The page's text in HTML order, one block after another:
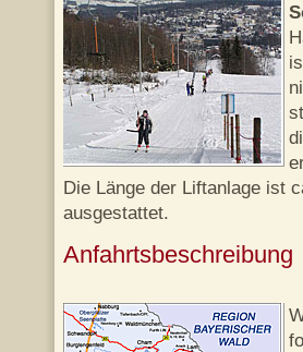
Die Länge der Liftanlage ist
ausgestattet.
Anfahrtsbeschreibung